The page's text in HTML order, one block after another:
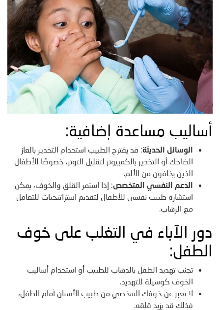
أساليب مساعدة إضافية:
الوسائل الحديثة: قد يقترح الطبيب استخدام التخدير بالغاز
الضاحك أو التخدير بالكمبيوتر لتقليل التوتر، خصوصًا للأطفال
الذين يخافون من الألم.
الدعم النفسي المتخصص: إذا استمر القلق والخوف، يمكن
استشارة طبيب نفسي للأطفال لتقديم استراتيجيات للتعامل
مع الرهاب.
دور الآباء في التغلب على خوف
الطفل:
تجنب تهديد الطفل بالذهاب للطبيب أو استخدام أساليب
الخوف كوسيلة للتهديد.
لا تعبر عن خوفك الشخصي من طبيب الأسنان أمام الطفل،
فذلك قد يزيد قلقه.